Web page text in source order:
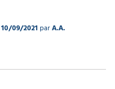
10/09/2021 parA.A.